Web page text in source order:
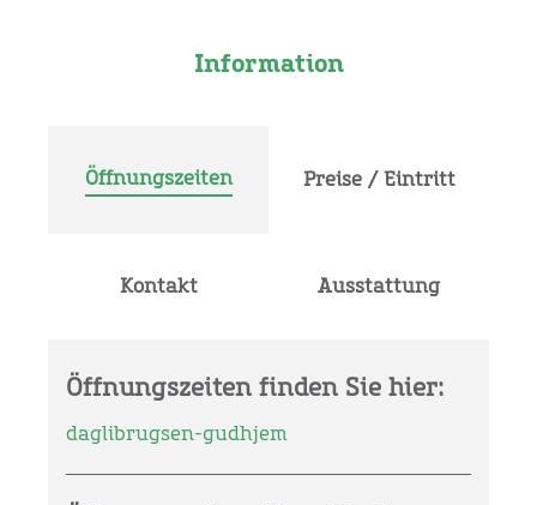
Information
Öffnungszeiten Preise / Eintritt
Kontakt Ausstattung
Öffnungszeiten finden Sie hier:
daglibrugsen-gudhjem